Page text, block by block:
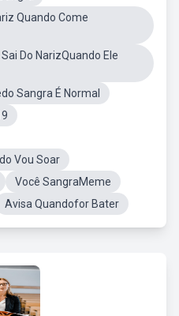
Quando Come
Do NarizQuando Ele
Sangra É Normal
Vou Soar
Você SangraMeme
Avisa Quandofor Bater